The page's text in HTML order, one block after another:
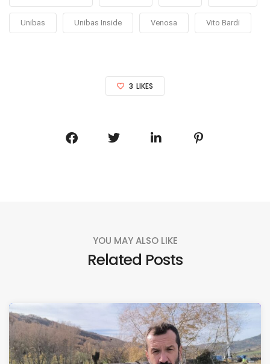
Unibas Unibas Inside Venosa Vito Bardi
3 LIKES
YOU MAY ALSO LIKE
Related Posts